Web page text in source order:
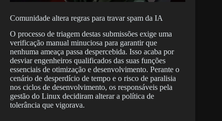
Comunidade altera regras para travar spam da IA
O processo de triagem destas submissões exige uma
verificação manual minuciosa para garantir que
nenhuma ameaça passa despercebida. Isso acaba por
desviar engenheiros qualificados das suas funções
essenciais de otimização e desenvolvimento. Perante o
cenário de desperdício de tempo e o risco de paralisia
nos ciclos de desenvolvimento, os responsáveis pela
gestão do Linux decidiram alterar a política de
tolerância que vigorava.